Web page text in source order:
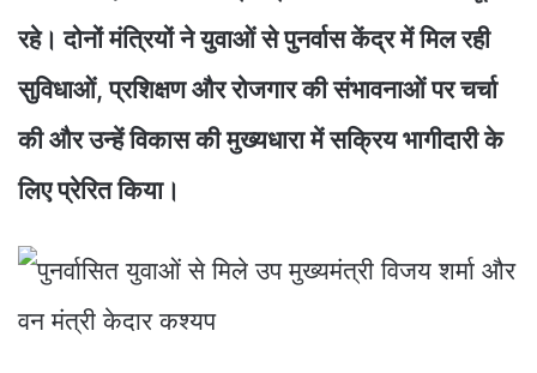
रहे। दोनों मंत्रियों ने युवाओं से पुनर्वास केंद्र में मिल रही
सुविधाओं, प्रशिक्षण और रोजगार की संभावनाओं पर चर्चा
की और उन्हें विकास की मुख्यधारा में सक्रिय भागीदारी के
लिए प्रेरित किया।